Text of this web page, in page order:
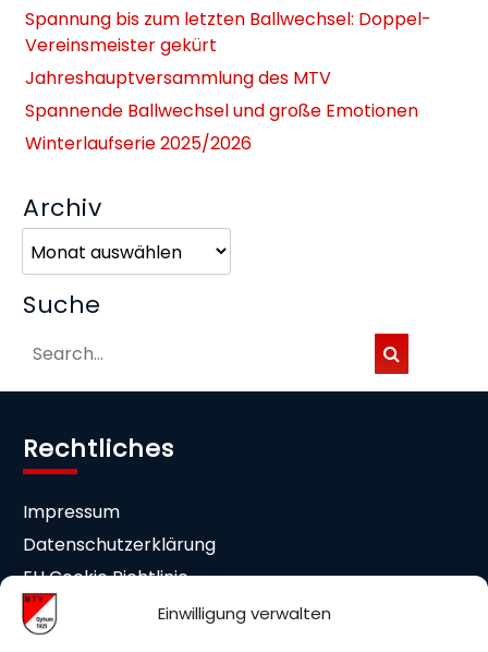
Einwilligung verwalten
Spannung bis zum letzten Ballwechsel: Doppel-
Vereinsmeister gekürt
Jahreshauptversammlung des MTV
Spannende Ballwechsel und große Emotionen
Winterlaufserie 2025/2026
Archiv
Archiv
Suche
Rechtliches
Impressum
Datenschutzerklärung
EU Cookie Richtlinie
Cookie-Einstellungen